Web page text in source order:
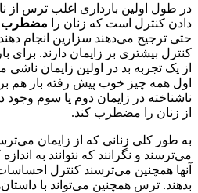
در طول اولین بارداری اغلب ترس از
دادن کنترل است که زنان را مضطرب
حتی ترجیح می‌دهند سزارین انجام
کنترل بیشتری بر زایمان دارند. برای
از یک تجربه بد در اولین زایمان ناشی
اول همه چیز خوب پیش رفته باز هم
ناشناخته در زایمان دوم یا سوم وجود
از زنان را مضطرب کند.
به طور کلی زنانی که از زایمان
می‌ترسند و نگرانند که نتوانند به
آنها همچنین می‌ترسند کنترل
بدهند. ترس همچنین می‌تواند با